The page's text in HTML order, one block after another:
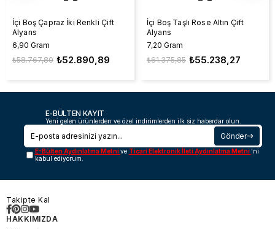
İçi Boş Çapraz İki Renkli Çift
Alyans
6,90 Gram
₺52.890,89
₺58.767,80
İçi Boş Taşlı Rose Altın Çift
Alyans
7,20 Gram
₺55.238,27
₺61.375,85
E-BÜLTEN KAYIT
Yeni gelen ürünlerden ve özel indirimlerden ilk siz haberdar olun.
Gönder
E-Bülten Aydınlatma Metnive Ticari Elektronik İleti Aydınlatma Metni 'ni
kabul ediyorum.
Takipte Kal
HAKKIMIZDA